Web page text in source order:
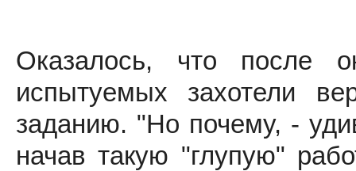
Оказалось, что после
испытуемых захотели
заданию. "Но почему, -
начав такую "глупую"